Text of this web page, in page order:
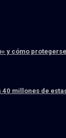
y cómo protegerse
millones de